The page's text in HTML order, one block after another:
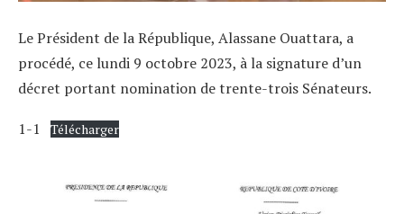
Le Président de la République, Alassane Ouattara, a
procédé, ce lundi 9 octobre 2023, à la signature d’un
décret portant nomination de trente-trois Sénateurs.
1-1 Télécharger